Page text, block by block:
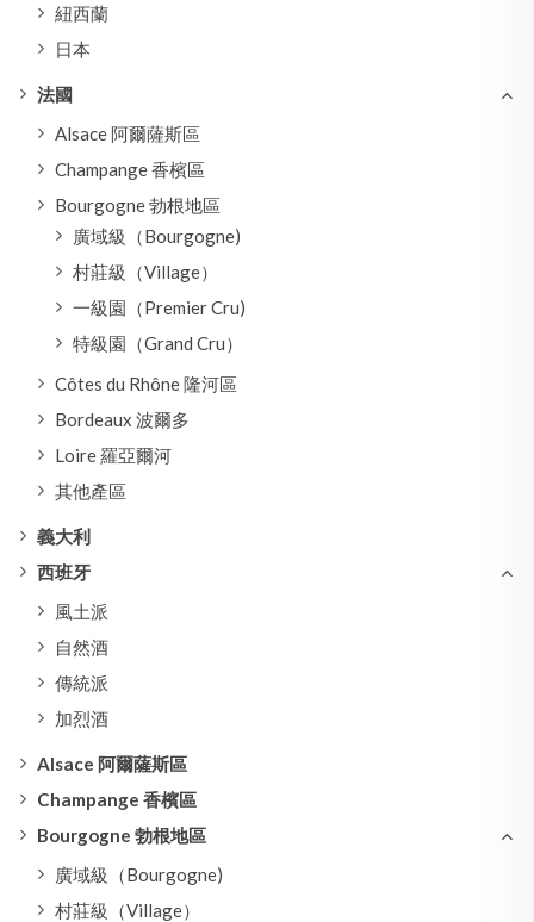
紐西蘭
日本
法國
Alsace 阿爾薩斯區
Champange 香檳區
Bourgogne 勃根地區
廣域級（Bourgogne)
村莊級（Village）
一級園（Premier Cru)
特級園（Grand Cru）
Côtes du Rhône 隆河區
Bordeaux 波爾多
Loire 羅亞爾河
其他產區
義大利
西班牙
風土派
自然酒
傳統派
加烈酒
Alsace 阿爾薩斯區
Champange 香檳區
Bourgogne 勃根地區
廣域級（Bourgogne)
村莊級（Village）